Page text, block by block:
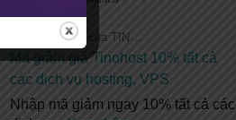
Tất cả coupon của TINOHOST
Mã giảm giá Tinohost 10% tất cả
các dịch vụ hosting, VPS
Nhập mã giảm ngay 10% tất cả các